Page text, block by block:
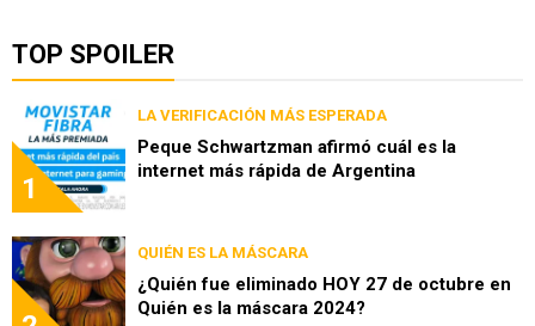
TOP SPOILER
1
LA VERIFICACIÓN MÁS ESPERADA
Peque Schwartzman afirmó cuál es la
internet más rápida de Argentina
QUIÉN ES LA MÁSCARA
¿Quién fue eliminado HOY 27 de octubre en
Quién es la máscara 2024?